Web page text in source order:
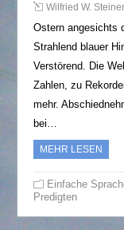
Wilfried W.
Ostern angesichts
Strahlend blauer
Verstörend. Die
Zahlen, zu
mehr.
bei…
MEHR LESEN
Einfache
Predigten